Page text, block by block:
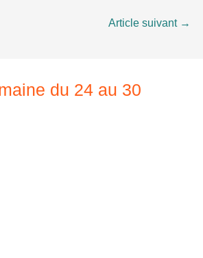
Article suivant →
du 24 au 30